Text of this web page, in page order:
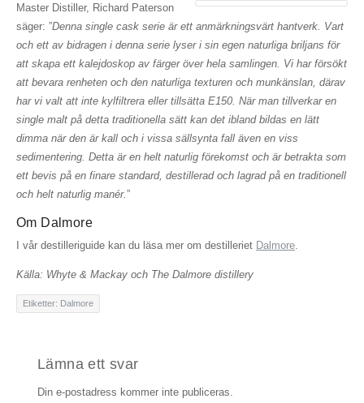
Master Distiller, Richard Paterson
säger: ”Denna single cask serie är ett anmärkningsvärt hantverk. Vart
och ett av bidragen i denna serie lyser i sin egen naturliga briljans för
att skapa ett kalejdoskop av färger över hela samlingen. Vi har försökt
att bevara renheten och den naturliga texturen och munkänslan, därav
har vi valt att inte kylfiltrera eller tillsätta E150. När man tillverkar en
single malt på detta traditionella sätt kan det ibland bildas en lätt
dimma när den är kall och i vissa sällsynta fall även en viss
sedimentering. Detta är en helt naturlig förekomst och är betrakta som
ett bevis på en finare standard, destillerad och lagrad på en traditionell
och helt naturlig manér. ”
Om Dalmore
I vår destilleriguide kan du läsa mer om destilleriet Dalmore
Källa: Whyte & Mackay och The Dalmore distillery
Etiketter: Dalmore
Lämna ett svar
Din e-postadress kommer inte publiceras.